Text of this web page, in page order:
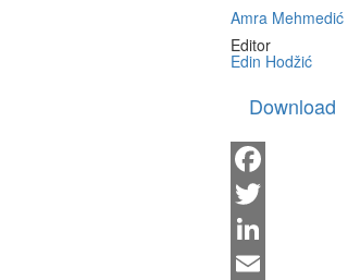
Amra Mehmedić
Editor
Edin Hodžić
Download
Facebook
Twitter
LinkedIn